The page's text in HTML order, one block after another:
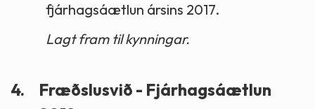
fjárhagsáætlun ársins 2017.
Lagt fram til kynningar.
4.
Fræðslusvið - Fjárhagsáætlun